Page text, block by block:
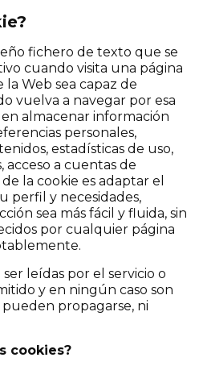
fichero de texto que se
cuando visita una página
Web sea capaz de
vuelva a navegar por esa
almacenar información
personales,
estadísticas de uso,
acceso a cuentas de
la cookie es adaptar el
perfil y necesidades,
sea más fácil y fluida, sin
por cualquier página
leídas por el servicio o
y en ningún caso son
propagarse, ni
cookies?